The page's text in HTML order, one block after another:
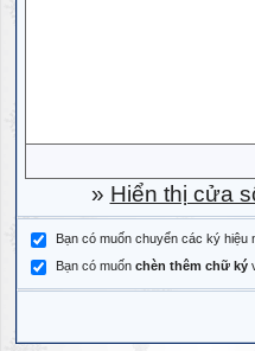
» Hiển thị cửa
Bạn có muốn chuyển các ký
Bạn có muốn chèn thêm chữ ký